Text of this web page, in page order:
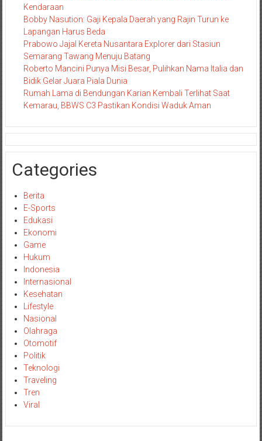
Kendaraan
Bobby Nasution: Gaji Kepala Daerah yang Rajin Turun ke
Lapangan Harus Beda
Prabowo Jajal Kereta Nusantara Explorer dari Stasiun
Semarang Tawang Menuju Batang
Roberto Mancini Punya Misi Besar, Pulihkan Nama Italia dan
Bidik Gelar Juara Piala Dunia
Rumah Lama di Bendungan Karian Kembali Terlihat Saat
Kemarau, BBWS C3 Pastikan Kondisi Waduk Aman
Categories
Berita
E-Sports
Edukasi
Ekonomi
Game
Hukum
Indonesia
Internasional
Kesehatan
Lifestyle
Nasional
Olahraga
Otomotif
Politik
Teknologi
Traveling
Tren
Viral